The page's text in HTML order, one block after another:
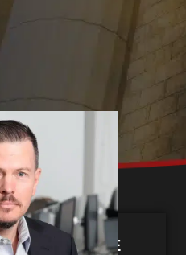
AYERBE